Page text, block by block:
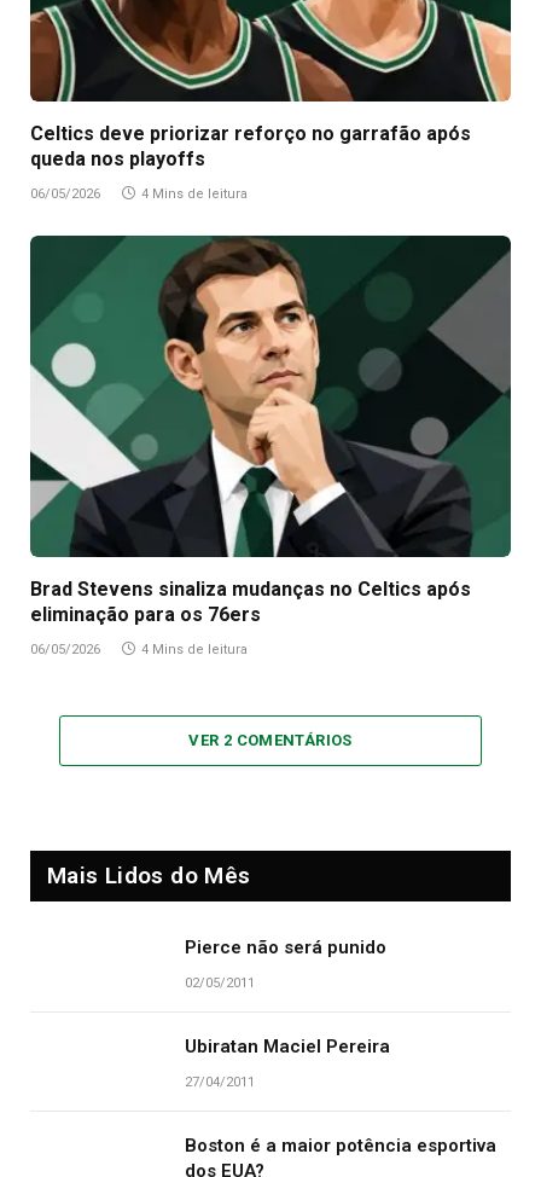
Celtics deve priorizar reforço no garrafão após
queda nos playoffs
06/05/2026 4 Mins de leitura
Brad Stevens sinaliza mudanças no Celtics após
eliminação para os 76ers
06/05/2026 4 Mins de leitura
VER 2 COMENTÁRIOS
Mais Lidos do Mês
Pierce não será punido
02/05/2011
Ubiratan Maciel Pereira
27/04/2011
Boston é a maior potência esportiva
dos EUA?